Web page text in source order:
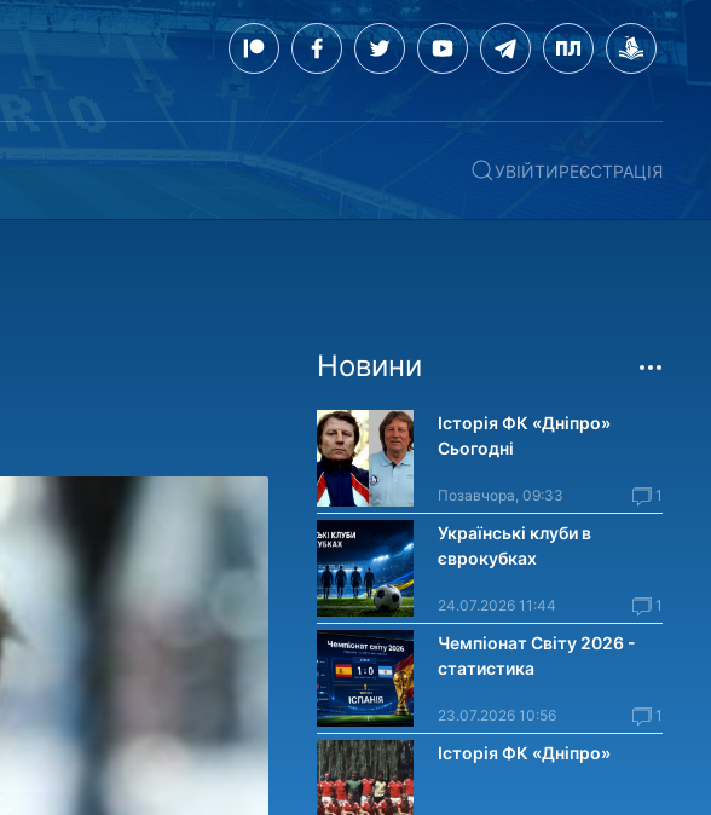
УВІЙТИРЕЄСТРАЦІЯ
Новини
Історія ФК «Дніпро»
Сьогодні
Позавчора, 09:33 1
Українські клуби в
єврокубках
24.07.2026 11:44 1
Чемпіонат Світу 2026 -
статистика
23.07.2026 10:56 1
Історія ФК «Дніпро»